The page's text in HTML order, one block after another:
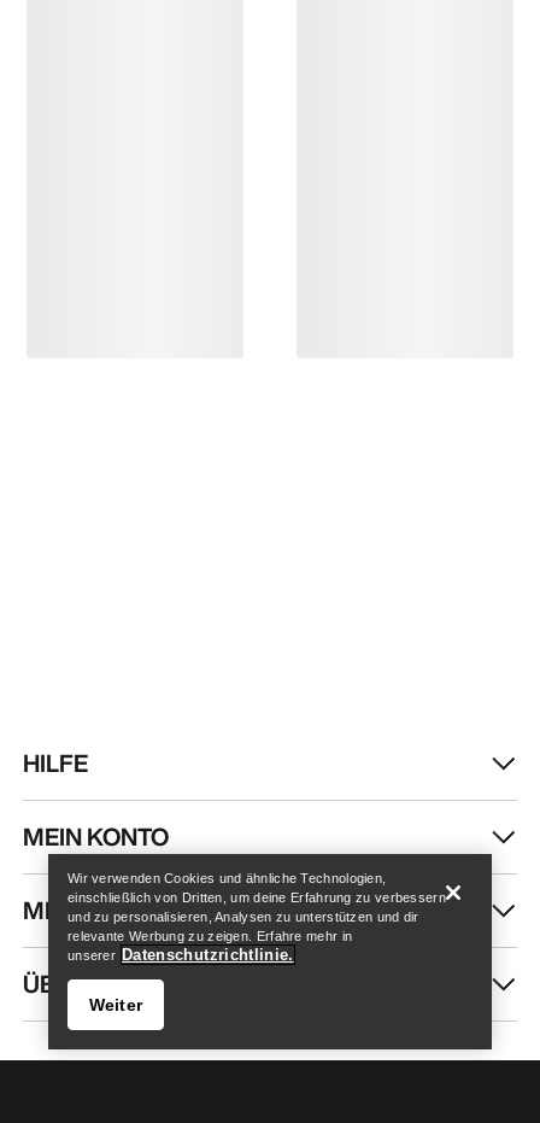
Store finden Help
HILFE
MEIN KONTO
MEHR SHOPPEN
ÜBER UNS
Wir verwenden Cookies und ähnliche Technologien,
einschließlich von Dritten, um deine Erfahrung zu verbessern
und zu personalisieren, Analysen zu unterstützen und dir
relevante Werbung zu zeigen. Erfahre mehr in
unserer Datenschutzrichtlinie.
Weiter